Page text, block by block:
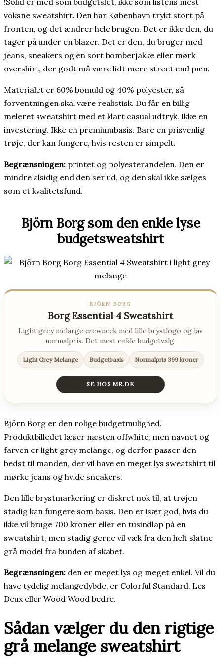
voksne sweatshirt. Den har København trykt stort på
fronten, og det ændrer hele brugen. Det er ikke den, du
tager på under en blazer. Det er den, du bruger med
jeans, sneakers og en sort bomberjakke eller mørk
overshirt, der godt må være lidt mere street end pæn.
Materialet er 60% bomuld og 40% polyester, så
forventningen skal være realistisk. Du får en billig
meleret sweatshirt med et klart casual udtryk. Ikke en
investering. Ikke en premiumbasis. Bare en prisvenlig
trøje, der kan fungere, hvis resten er simpelt.
Begrænsningen: printet og polyesterandelen. Den er
mindre alsidig end den ser ud, og den skal ikke sælges
som et kvalitetsfund.
Björn Borg som den enkle lyse
budgetsweatshirt
BJÖRN BORG
Borg Essential 4 Sweatshirt
Light grey melange crewneck med lille brystlogo og lav
normalpris. Det mest enkle budgetvalg.
Light Grey Melange Budgetbasis Normalpris 399 kroner
SE HOS MR.DK
Björn Borg er den rolige budgetmulighed.
Produktbilledet læser næsten offwhite, men navnet og
farven er light grey melange, og derfor passer den
bedst til manden, der vil have en meget lys sweatshirt til
mørke jeans og hvide sneakers.
Den lille brystmarkering er diskret nok til, at trøjen
stadig kan fungere som basis. Den er især god, hvis du
ikke vil bruge 700 kroner eller en tusindlap på en
sweatshirt, men stadig gerne vil væk fra den helt slatne
grå model fra bunden af skabet.
Begrænsningen: den er meget lys og meget enkel. Vil du
have tydelig melangedybde, er Colorful Standard, Les
Deux eller Wood Wood bedre.
Sådan vælger du den rigtige
grå melange sweatshirt